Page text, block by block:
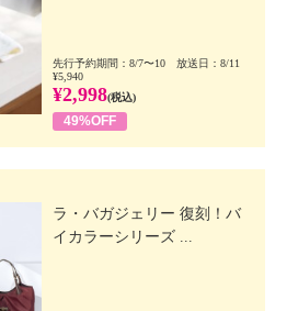
先行予約期間：8/7〜10 放送日：8/11
¥5,940
¥2,998(税込)
49%OFF
ラ・バガジェリー 復刻！バ
イカラーシリーズ ...